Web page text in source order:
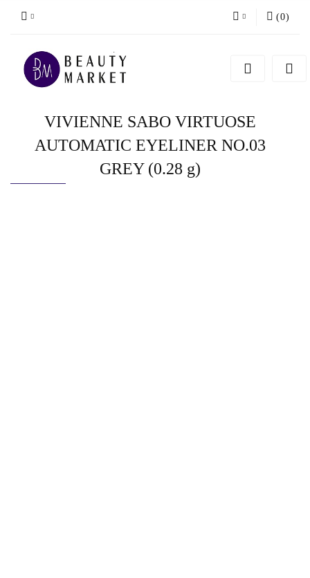
Zarejestruj się
(0)
VIVIENNE SABO VIRTUOSE
AUTOMATIC EYELINER NO.03
GREY (0.28 g)